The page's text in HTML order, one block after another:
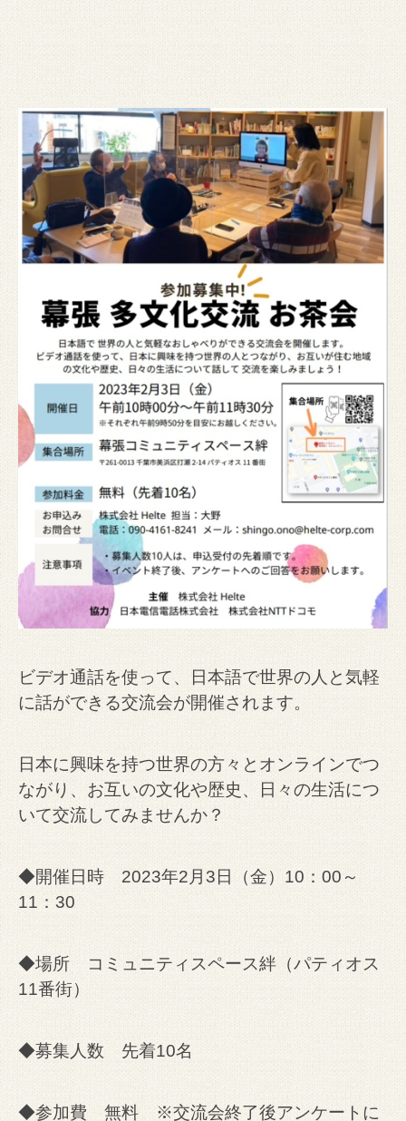
ビデオ通話を使って、日本語で世界の人と気軽
に話ができる交流会が開催されます。
日本に興味を持つ世界の方々とオンラインでつ
ながり、お互いの文化や歴史、日々の生活につ
いて交流してみませんか？
◆開催日時 2023年2月3日（金）10：00～
11：30
◆場所 コミュニティスペース絆（パティオス
11番街）
◆募集人数 先着10名
◆参加費 無料 ※交流会終了後アンケートに